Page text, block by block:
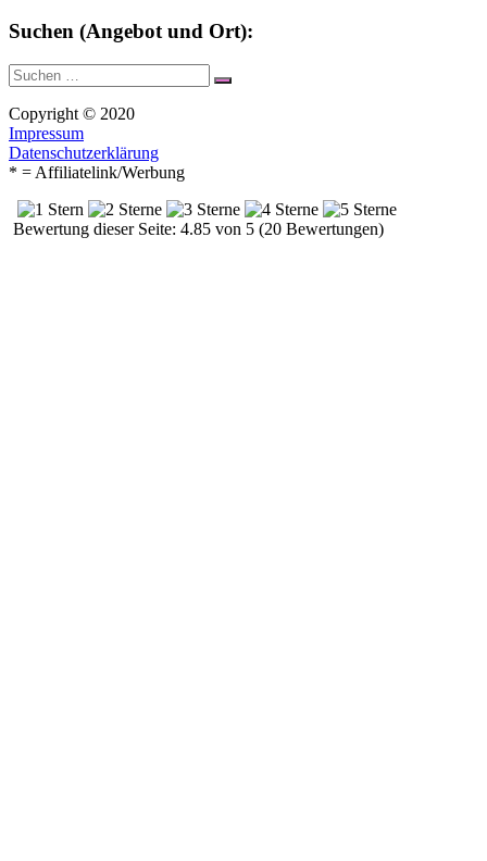
Suchen (Angebot und Ort):
Suche
nach:
Suchen
Copyright © 2020
Impressum
Datenschutzerklärung
* = Affiliatelink/Werbung
Bewertung dieser Seite: 4.85 von 5 (20 Bewertungen)